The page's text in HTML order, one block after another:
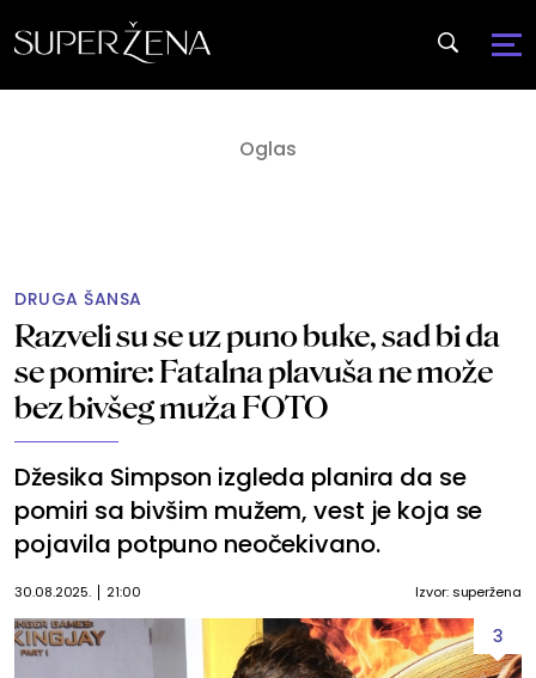
DRUGA ŠANSA
Razveli su se uz puno buke, sad bi da
se pomire: Fatalna plavuša ne može
bez bivšeg muža FOTO
Džesika Simpson izgleda planira da se
pomiri sa bivšim mužem, vest je koja se
pojavila potpuno neočekivano.
30.08.2025. 21:00 Izvor: superžena
3